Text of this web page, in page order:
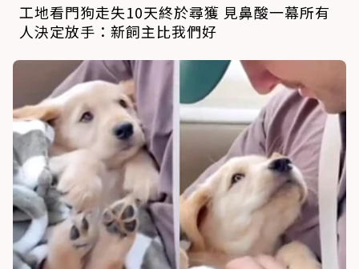
工地看門狗走失10天終於尋獲 見鼻酸一幕所有
人決定放手：新飼主比我們好